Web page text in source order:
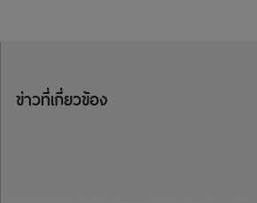
ข่าวที่เกี่ยวข้อง